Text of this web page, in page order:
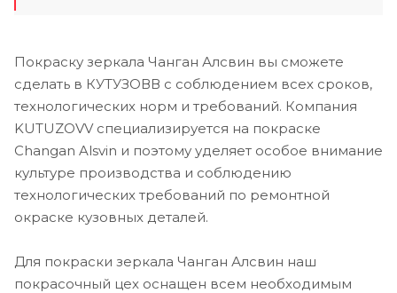
Покраску зеркала Чанган Алсвин вы сможете
сделать в КУТУЗОВВ с соблюдением всех сроков,
технологических норм и требований. Компания
KUTUZOVV специализируется на покраске
Changan Alsvin и поэтому уделяет особое внимание
культуре производства и соблюдению
технологических требований по ремонтной
окраске кузовных деталей.
Для покраски зеркала Чанган Алсвин наш
покрасочный цех оснащен всем необходимым